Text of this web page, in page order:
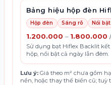
Bảng hiệu hộp đèn
Hộp đèn
Sáng rõ Nổi bật
1.200.000 – 1.800.000
Sử dụng bạt Hiflex Backlit
hộp, nổi bật cả ngày lẫn đêm.
Lưu ý:Giá theo m² chưa gồm
nền, hoặc thay thế biển cũ; tuỳ